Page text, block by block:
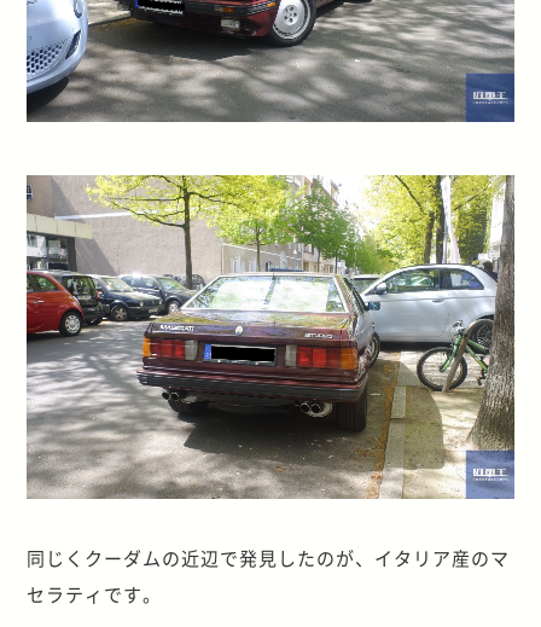
同じくクーダムの近辺で発見したのが、イタリア産のマ
セラティです。